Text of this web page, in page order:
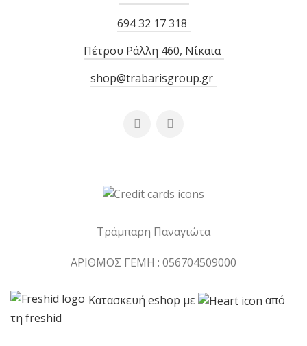
694 32 17 318
Πέτρου Ράλλη 460, Νίκαια
shop@trabarisgroup.gr
Τράμπαρη Παναγιώτα
ΑΡΙΘΜΟΣ ΓΕΜΗ : 056704509000
Κατασκευή eshop με
από
τη freshid